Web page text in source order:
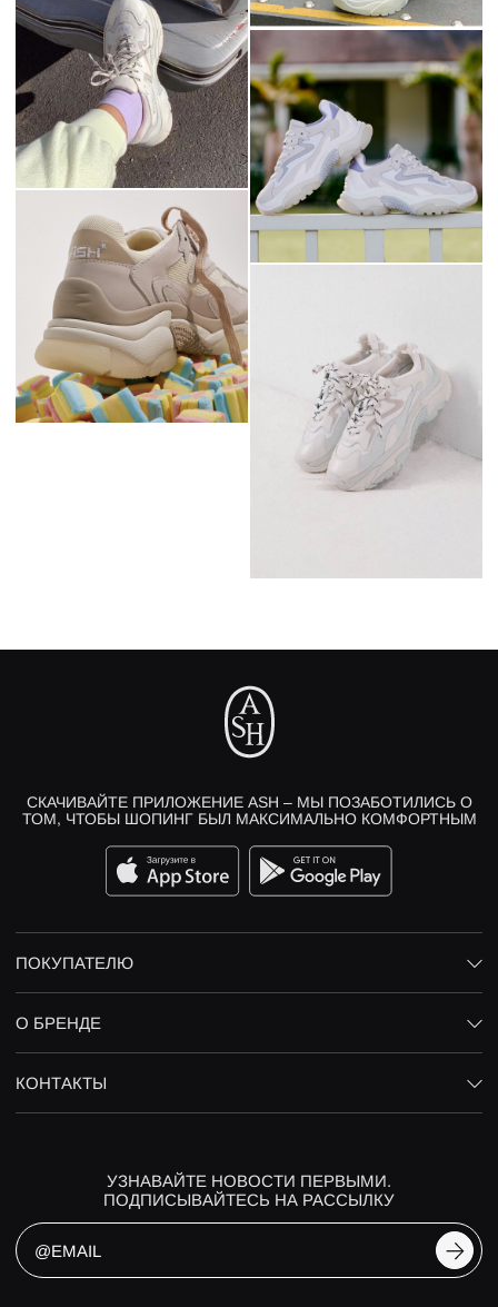
СКАЧИВАЙТЕ ПРИЛОЖЕНИЕ ASH – МЫ ПОЗАБОТИЛИСЬ О
ТОМ, ЧТОБЫ ШОПИНГ БЫЛ МАКСИМАЛЬНО КОМФОРТНЫМ
ПОКУПАТЕЛЮ
О БРЕНДЕ
КОНТАКТЫ
УЗНАВАЙТЕ НОВОСТИ ПЕРВЫМИ.
ПОДПИСЫВАЙТЕСЬ НА РАССЫЛКУ